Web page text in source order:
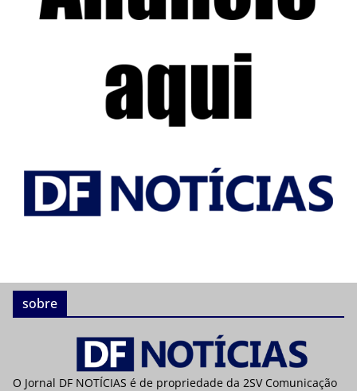
sobre
O Jornal DF NOTÍCIAS é de propriedade da 2SV Comunicação